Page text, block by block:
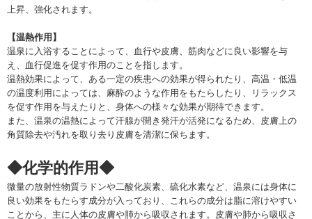
上昇、強化されます。
【温熱作用】
温泉に入浴することによって、血行や皮膚、筋肉などに良い影響を与
え、血行促進を促す作用のことを指します。
温熱効果によって、ある一定の疾患への効果が得られたり、高温・低温
の温度利用によっては、麻酔のような作用をもたらしたり、リラックス
を促す作用を与えたりと、身体への様々な効果が期待できます。
また、温泉の温熱によって汗腺が開き発汗が活発になるため、皮膚上の
角質除去や汚れを取り去り皮膚を清潔に保ちます。
◆化学的作用◆
微量の放射性物質ラドンや二酸化炭素、硫化水素など、温泉には身体に
良い効果をもたらす成分が入っており、これらの成分は脂に溶けやすい
ことから、主に人体の皮膚や肺から吸収されます。皮膚や肺から吸収さ